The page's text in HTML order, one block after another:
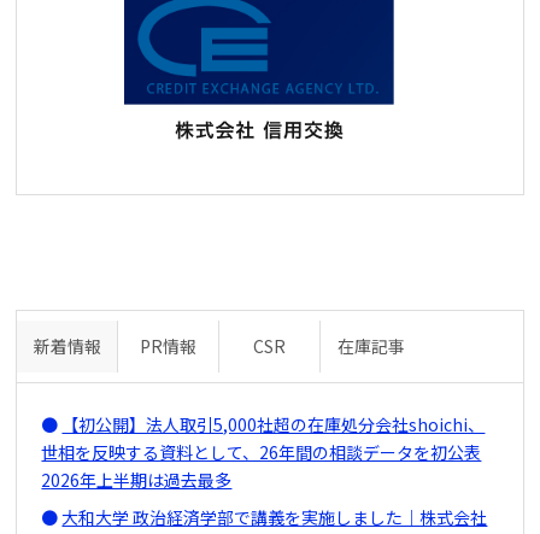
新着情報 PR情報 CSR 在庫記事
【初公開】法人取引5,000社超の在庫処分会社shoichi、
世相を反映する資料として、26年間の相談データを初公表
2026年上半期は過去最多
大和大学 政治経済学部で講義を実施しました｜株式会社